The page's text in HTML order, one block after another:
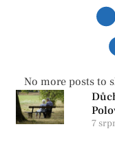
No more posts to
7